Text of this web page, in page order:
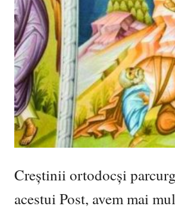
Creştinii ortodocşi
acestui Post, avem mai